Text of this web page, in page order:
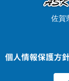
佐賀